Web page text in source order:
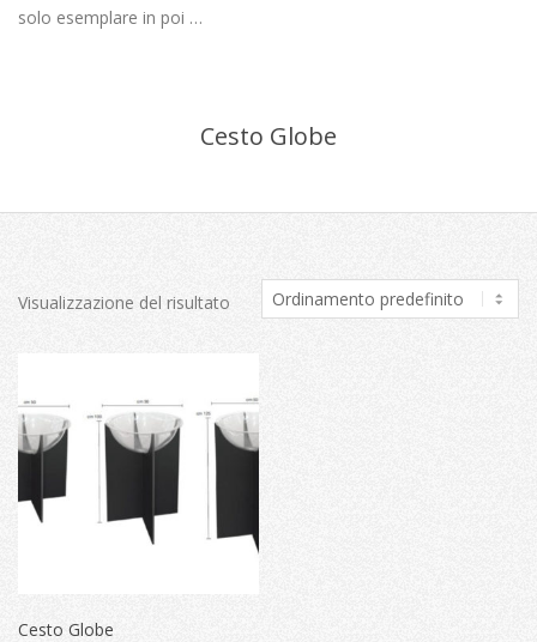
solo esemplare in poi …
Cesto Globe
Visualizzazione del risultato
Cesto Globe